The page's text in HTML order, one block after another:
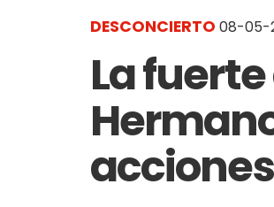
DESCONCIERTO 08-05-
La